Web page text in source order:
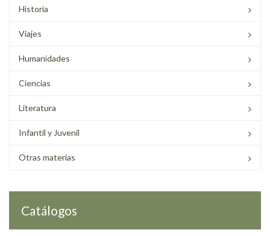
Historia
Viajes
Humanidades
Ciencias
Literatura
Infantil y Juvenil
Otras materias
Catálogos